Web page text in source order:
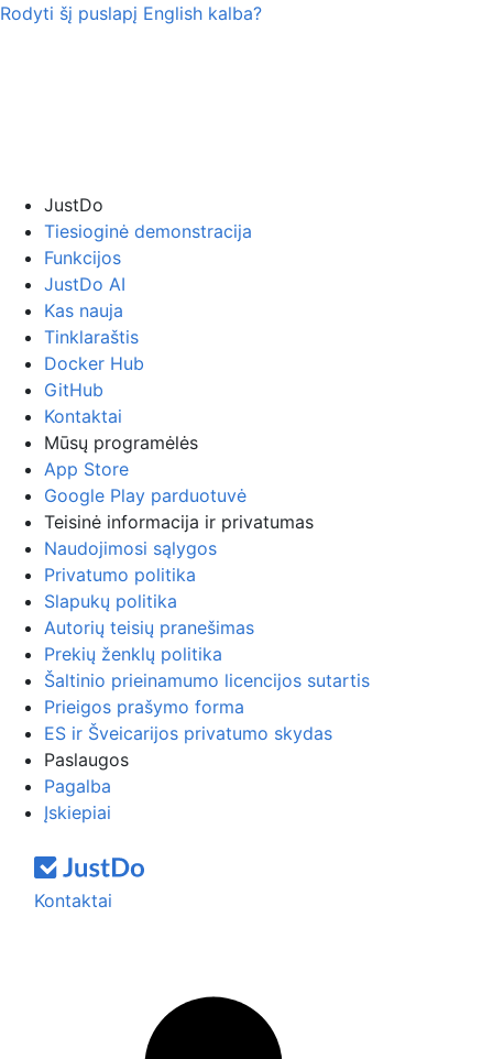
Rodyti šį puslapį English kalba?
JustDo
Tiesioginė demonstracija
Funkcijos
JustDo AI
Kas nauja
Tinklaraštis
Docker Hub
GitHub
Kontaktai
Mūsų programėlės
App Store
Google Play parduotuvė
Teisinė informacija ir privatumas
Naudojimosi sąlygos
Privatumo politika
Slapukų politika
Autorių teisių pranešimas
Prekių ženklų politika
Šaltinio prieinamumo licencijos sutartis
Prieigos prašymo forma
ES ir Šveicarijos privatumo skydas
Paslaugos
Pagalba
Įskiepiai
Kontaktai